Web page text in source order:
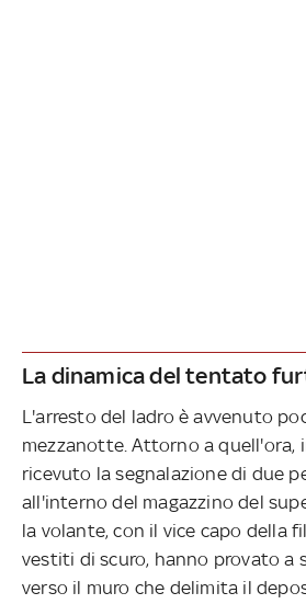
La dinamica del tentato
L'arresto del ladro è avvenuto
mezzanotte. Attorno a quell'ora,
ricevuto la segnalazione di due
all'interno del magazzino del
la volante, con il vice capo della
vestiti di scuro, hanno provato a
verso il muro che delimita il